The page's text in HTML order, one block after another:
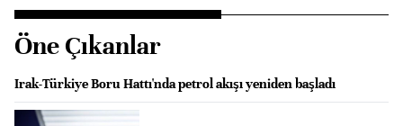
Öne Çıkanlar
Irak-Türkiye Boru Hattı'nda petrol akışı yeniden başladı